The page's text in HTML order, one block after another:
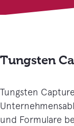
Tungsten
Tungsten
und Formulare